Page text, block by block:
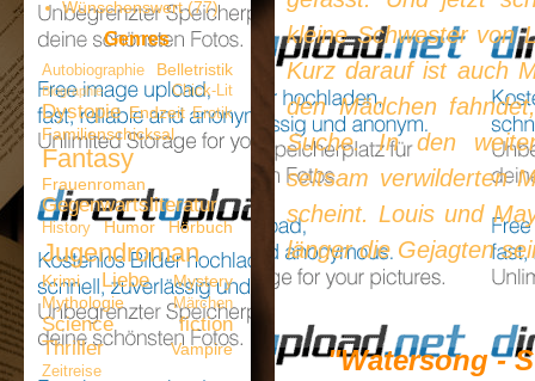
kleine Schwester von
Kurz darauf ist auch
den Mädchen
Suche. In den
seltsam verwilderten
scheint. Louis und
länger die Gejagten
"Watersong -
Wünschenswert (77)
Genres
Autobiographie Belletristik
Biographie Chick-Lit
Dystopie Endzeit Erotik
Familienschicksal
Fantasy
Frauenroman
Gegenwartsliteratur
History Humor Hörbuch
Jugendroman
Krimi Liebe
Mystery
Mythologie
Märchen
Science fiction
Thriller
Vampire
Zeitreise